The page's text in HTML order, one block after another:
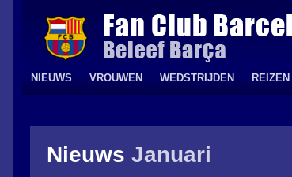
NIEUWS VROUWEN WEDSTRIJDEN
Nieuws Januari